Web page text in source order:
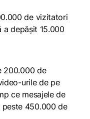
de vizitatori
a depăşit 15.000
200.000 de
urile de pe
ce mesajele de
450.000 de